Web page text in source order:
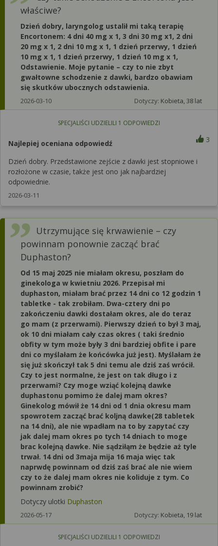
właściwe?
Dzień dobry, laryngolog ustalił mi taką terapię
Encortonem: 4 dni 40 mg x 1, 3 dni 30 mg x1, 2 dni
20 mg x 1, 2 dni 10 mg x 1, 1 dzień przerwy, 1 dzień
10 mg x 1, 1 dzień przerwy, 1 dzień 10 mg x 1,
Odstawienie. Moje pytanie – czy to nie zbyt
gwałtowne schodzenie z dawki, bardzo obawiam
się skutków ubocznych odstawienia.
2026-03-10 Dotyczy: Kobieta, 38 lat
SPECJALIŚCI UDZIELILI 1 ODPOWIEDZI
Najlepiej oceniana odpowiedź 3
Dzień dobry. Przedstawione zejście z dawki jest stopniowe i
rozłożone w czasie, także jest ono jak najbardziej
odpowiednie.
2026-03-11
Utrzymujące się krwawienie – czy
powinnam ponownie zacząć brać
Duphaston?
Od 15 maj 2025 nie miałam okresu, poszłam do
ginekologa w kwietniu 2026. Przepisał mi
duphaston, miałam brać przez 14 dni co 12 godzin 1
tabletke - tak zrobiłam. Dwa-cztery dni po
zakończeniu dawki dostałam okres, ale do teraz
go mam (z przerwami). Pierwszy dzień to był 3 maj,
ok 10 dni miałam cały czas okres ( taki średnio
obfity w tym może były 3 dni bardziej obfite i pare
dni co myślałam że końcówka już jest). Myślałam że
się już skończył tak 5 dni temu ale dziś zaś wrócił.
Czy to jest normalne, że jest on tak długo i z
przerwami? Czy moge wziąć kolejną dawke
duphastonu pomimo że dalej mam okres?
Ginekolog mówił że 14 dni od 1 dnia okresu mam
spowrotem zacząć brać koljną dawke(28 tabletek
na 14 dni), ale nie wpadłam na to by zapytać czy
jak dalej mam okres po tych 14 dniach to moge
brac kolejną dawke. Nie sądziłąm że będzie aż tyle
trwał. 14 dni od 3maja mija 16 maja więc tak
naprwdę powinnam od dziś zaś brać ale nie wiem
czy to że dalej mam okres nie koliduje z tym. Co
powinnam zrobić?
Dotyczy ulotki Duphaston
2026-05-17 Dotyczy: Kobieta, 19 lat
SPECJALIŚCI UDZIELILI 1 ODPOWIEDZI